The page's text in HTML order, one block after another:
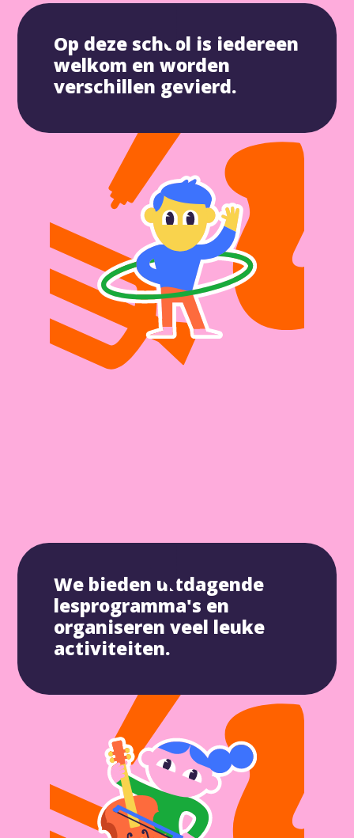
Op deze school is iedereen
welkom en worden
verschillen gevierd.
We bieden uitdagende
lesprogramma's en
organiseren veel leuke
activiteiten.